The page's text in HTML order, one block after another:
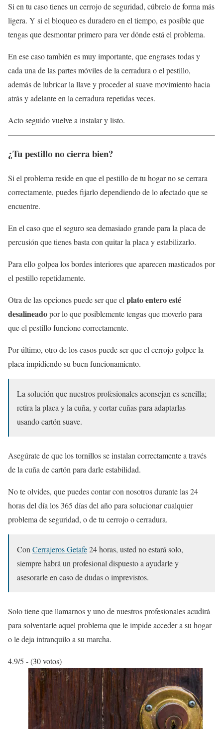
Si en tu caso tienes un cerrojo de seguridad, cúbrelo de forma más
ligera. Y si el bloqueo es duradero en el tiempo, es posible que
tengas que desmontar primero para ver dónde está el problema.
En ese caso también es muy importante, que engrases todas y
cada una de las partes móviles de la cerradura o el pestillo,
además de lubricar la llave y proceder al suave movimiento hacia
atrás y adelante en la cerradura repetidas veces.
Acto seguido vuelve a instalar y listo.
¿Tu pestillo no cierra bien?
Si el problema reside en que el pestillo de tu hogar no se cerrara
correctamente, puedes fijarlo dependiendo de lo afectado que se
encuentre.
En el caso que el seguro sea demasiado grande para la placa de
percusión que tienes basta con quitar la placa y estabilizarlo.
Para ello golpea los bordes interiores que aparecen masticados por
el pestillo repetidamente.
Otra de las opciones puede ser que el plato entero esté
desalineadopor lo que posiblemente tengas que moverlo para
que el pestillo funcione correctamente.
Por último, otro de los casos puede ser que el cerrojo golpee la
placa impidiendo su buen funcionamiento.
La solución que nuestros profesionales aconsejan es sencilla;
retira la placa y la cuña, y cortar cuñas para adaptarlas
usando cartón suave.
Asegúrate de que los tornillos se instalan correctamente a través
de la cuña de cartón para darle estabilidad.
No te olvides, que puedes contar con nosotros durante las 24
horas del día los 365 días del año para solucionar cualquier
problema de seguridad, o de tu cerrojo o cerradura.
Con Cerrajeros Getafe24 horas, usted no estará solo,
siempre habrá un profesional dispuesto a ayudarle y
asesorarle en caso de dudas o imprevistos.
Solo tiene que llamarnos y uno de nuestros profesionales acudirá
para solventarle aquel problema que le impide acceder a su hogar
o le deja intranquilo a su marcha.
4.9/5 - (30 votos)